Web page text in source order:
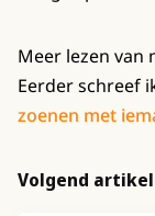
Meer lezen van
Eerder schreef
zoenen met
Volgend artikel